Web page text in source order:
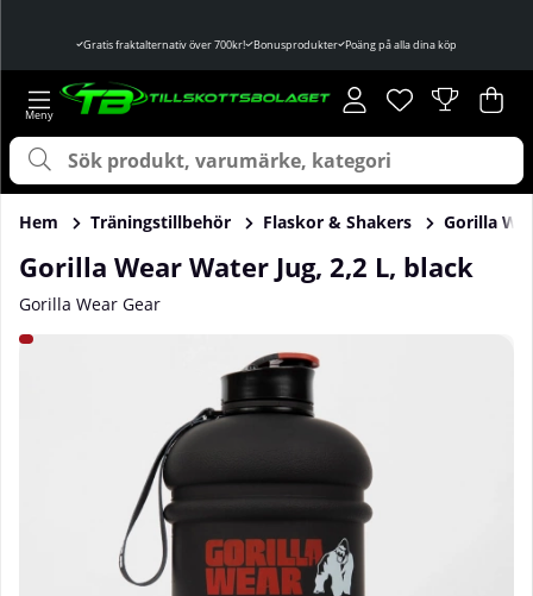
Gratis fraktalternativ över 700kr! Bonusprodukter Poäng på alla dina köp
Önskelista
Antal i
. .
Hem Träningstillbehör Flaskor & Shakers Gorilla
Gorilla Wear Water Jug, 2,2 L, black
Gorilla Wear Gear
Produktbilder Gorilla Wear Water Jug, 2,2 L, black